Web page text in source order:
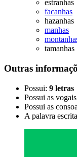
estranhas
facanhas
hazanhas
manhas
tamanhas
Outras
Possui: 9 letras
Possui as
Possui as
A palavra